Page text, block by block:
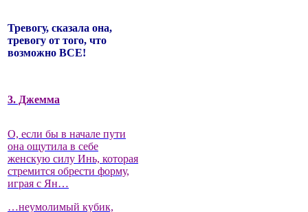
Тревогу, сказала она,
тревогу от того, что
возможно ВСЕ!
3. Джемма
О, если бы в начале пути
она ощутила в себе
женскую силу Инь, которая
стремится обрести форму,
играя с Ян…
…неумолимый кубик,